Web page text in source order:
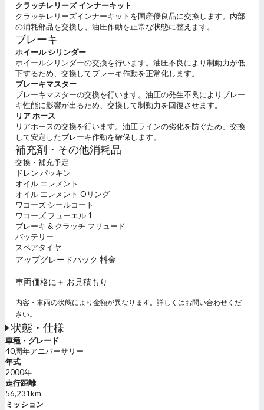
クラッチレリーズ インナーキット
クラッチレリーズインナーキットを国産優良品に交換します。内部
の消耗部品を交換し、油圧作動を正常な状態に整えます。
ブレーキ
ホイール シリンダー
ホイールシリンダーの交換を行います。油圧不良により制動力が低
下するため、交換してブレーキ作動を正常化します。
ブレーキマスター
ブレーキマスターの交換を行います。油圧の発生不良によりブレー
キ性能に影響が出るため、交換して制動力を回復させます。
リア ホース
リアホースの交換を行います。油圧ラインの劣化を防ぐため、交換
して安定したブレーキ作動を確保します。
補充剤・その他消耗品
交換・補充予定
ドレン パッキン
オイル エレメント
オイル エレメント Oリング
ワコーズ シールコート
ワコーズ フューエル 1
ブレーキ & クラッチ フリュード
バッテリー
スペアタイヤ
アップグレードパック 料金
車両価格に＋ お見積もり
内容・車両の状態により金額が異なります。詳しくはお問い合わせくだ
さい。
状態・仕様
車種・グレード
40周年アニバーサリー
年式
2000年
走行距離
56,231km
ミッション